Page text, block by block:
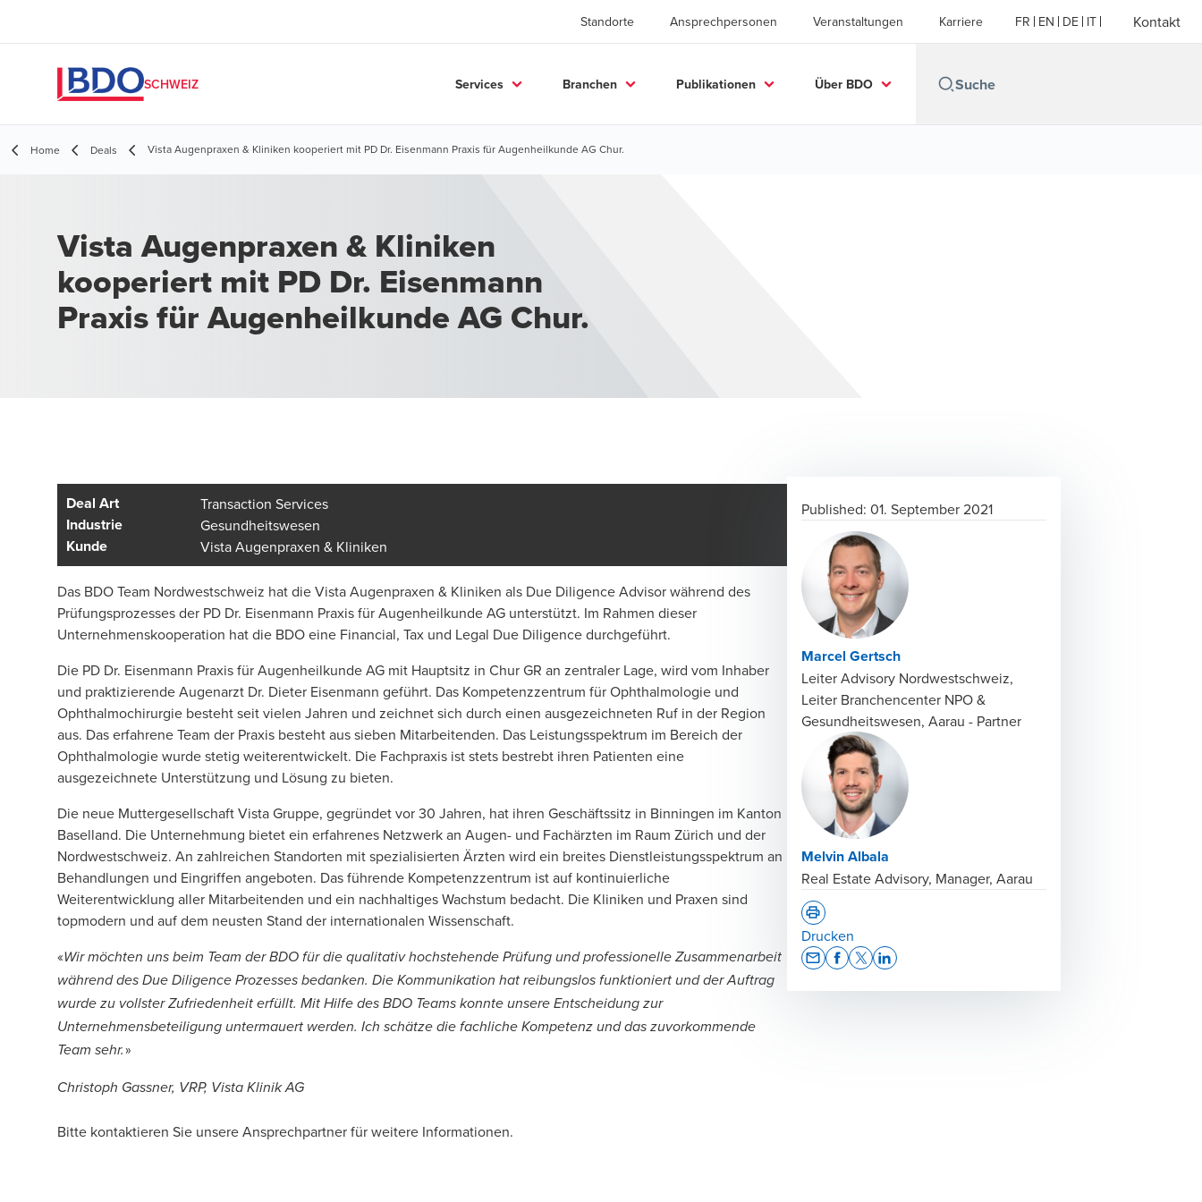
Standorte Ansprechpersonen Veranstaltungen Karriere FR EN DE IT Kontakt
SCHWEIZ Services Branchen Publikationen Über BDO
Home Deals Vista Augenpraxen & Kliniken kooperiert mit PD Dr. Eisenmann Praxis für Augenheilkunde AG Chur.
Vista Augenpraxen & Kliniken
kooperiert mit PD Dr. Eisenmann
Praxis für Augenheilkunde AG Chur.
Deal Art Transaction Services
Industrie Gesundheitswesen
Kunde Vista Augenpraxen & Kliniken
Das BDO Team Nordwestschweiz hat die Vista Augenpraxen & Kliniken als Due Diligence Advisor während des
Prüfungsprozesses der PD Dr. Eisenmann Praxis für Augenheilkunde AG unterstützt. Im Rahmen dieser
Unternehmenskooperation hat die BDO eine Financial, Tax und Legal Due Diligence durchgeführt.
Die PD Dr. Eisenmann Praxis für Augenheilkunde AG mit Hauptsitz in Chur GR an zentraler Lage, wird vom Inhaber
und praktizierende Augenarzt Dr. Dieter Eisenmann geführt. Das Kompetenzzentrum für Ophthalmologie und
Ophthalmochirurgie besteht seit vielen Jahren und zeichnet sich durch einen ausgezeichneten Ruf in der Region
aus. Das erfahrene Team der Praxis besteht aus sieben Mitarbeitenden. Das Leistungsspektrum im Bereich der
Ophthalmologie wurde stetig weiterentwickelt. Die Fachpraxis ist stets bestrebt ihren Patienten eine
ausgezeichnete Unterstützung und Lösung zu bieten.
Die neue Muttergesellschaft Vista Gruppe, gegründet vor 30 Jahren, hat ihren Geschäftssitz in Binningen im Kanton
Baselland. Die Unternehmung bietet ein erfahrenes Netzwerk an Augen- und Fachärzten im Raum Zürich und der
Nordwestschweiz. An zahlreichen Standorten mit spezialisierten Ärzten wird ein breites Dienstleistungsspektrum an
Behandlungen und Eingriffen angeboten. Das führende Kompetenzzentrum ist auf kontinuierliche
Weiterentwicklung aller Mitarbeitenden und ein nachhaltiges Wachstum bedacht. Die Kliniken und Praxen sind
topmodern und auf dem neusten Stand der internationalen Wissenschaft.
«Wir möchten uns beim Team der BDO für die qualitativ hochstehende Prüfung und professionelle Zusammenarbeit
während des Due Diligence Prozesses bedanken. Die Kommunikation hat reibungslos funktioniert und der Auftrag
wurde zu vollster Zufriedenheit erfüllt. Mit Hilfe des BDO Teams konnte unsere Entscheidung zur
Unternehmensbeteiligung untermauert werden. Ich schätze die fachliche Kompetenz und das zuvorkommende
Team sehr. »
Christoph Gassner, VRP, Vista Klinik AG
Bitte kontaktieren Sie unsere Ansprechpartner für weitere Informationen.
Published: 01. September 2021
Marcel Gertsch
Leiter Advisory Nordwestschweiz,
Leiter Branchencenter NPO &
Gesundheitswesen, Aarau - Partner
Melvin Albala
Real Estate Advisory, Manager, Aarau
Drucken